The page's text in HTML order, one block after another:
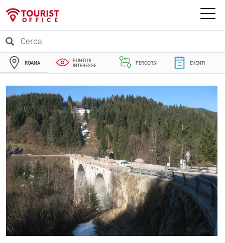
ROANA
PUNTI DI
INTERESSE
PERCORSI EVENTI